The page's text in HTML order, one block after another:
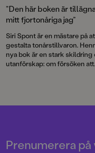
”Den här boken är
mitt fjortonåriga jag”
Siri Spont är en mästare på
gestalta tonårstillvaron.
nya bok är en stark skildring
utanförskap: om försöken att
Prenumerera